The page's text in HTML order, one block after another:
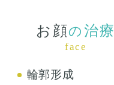
お顔の 治療
face
輪郭形成